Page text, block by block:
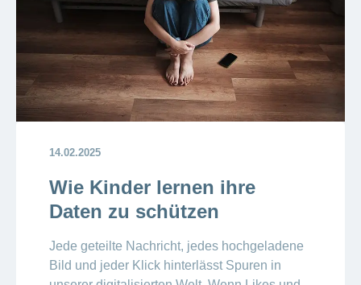
14.02.2025
Wie Kinder lernen ihre
Daten zu schützen
Jede geteilte Nachricht, jedes hochgeladene
Bild und jeder Klick hinterlässt Spuren in